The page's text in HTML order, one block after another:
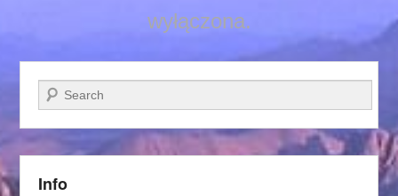
wyłączona.
Szukaj
Info